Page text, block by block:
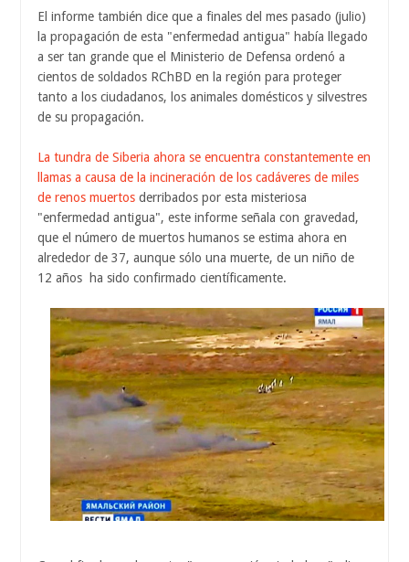
El informe también dice que a finales del mes pasado (julio)
la propagación de esta "enfermedad antigua" había llegado
a ser tan grande que el Ministerio de Defensa ordenó a
cientos de soldados RChBD en la región para proteger
tanto a los ciudadanos, los animales domésticos y silvestres
de su propagación.
La tundra de Siberia ahora se encuentra constantemente en
llamas a causa de la incineración de los cadáveres de miles
de renos muertos derribados por esta misteriosa
"enfermedad antigua", este informe señala con gravedad,
que el número de muertos humanos se estima ahora en
alrededor de 37, aunque sólo una muerte, de un niño de
12 años ha sido confirmado científicamente.